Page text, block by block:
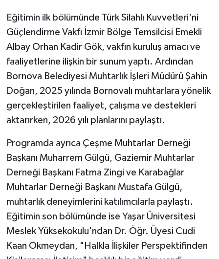
Eğitimin ilk bölümünde Türk Silahlı Kuvvetleri'ni
Güçlendirme Vakfı İzmir Bölge Temsilcisi Emekli
Albay Orhan Kadir Gök, vakfın kuruluş amacı ve
faaliyetlerine ilişkin bir sunum yaptı. Ardından
Bornova Belediyesi Muhtarlık İşleri Müdürü Şahin
Doğan, 2025 yılında Bornovalı muhtarlara yönelik
gerçekleştirilen faaliyet, çalışma ve destekleri
aktarırken, 2026 yılı planlarını paylaştı.
Programda ayrıca Çeşme Muhtarlar Derneği
Başkanı Muharrem Gülgü, Gaziemir Muhtarlar
Derneği Başkanı Fatma Zingi ve Karabağlar
Muhtarlar Derneği Başkanı Mustafa Gülgü,
muhtarlık deneyimlerini katılımcılarla paylaştı.
Eğitimin son bölümünde ise Yaşar Üniversitesi
Meslek Yüksekokulu'ndan Dr. Öğr. Üyesi Cudi
Kaan Okmeydan, "Halkla İlişkiler Perspektifinden